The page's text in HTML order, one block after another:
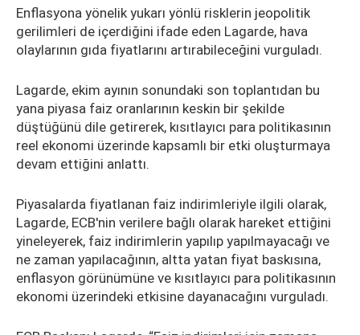
Enflasyona yönelik yukarı yönlü risklerin jeopolitik
gerilimleri de içerdiğini ifade eden Lagarde, hava
olaylarının gıda fiyatlarını artırabileceğini vurguladı.
Lagarde, ekim ayının sonundaki son toplantıdan bu
yana piyasa faiz oranlarının keskin bir şekilde
düştüğünü dile getirerek, kısıtlayıcı para politikasının
reel ekonomi üzerinde kapsamlı bir etki oluşturmaya
devam ettiğini anlattı.
Piyasalarda fiyatlanan faiz indirimleriyle ilgili olarak,
Lagarde, ECB'nin verilere bağlı olarak hareket ettiğini
yineleyerek, faiz indirimlerin yapılıp yapılmayacağı ve
ne zaman yapılacağının, altta yatan fiyat baskısına,
enflasyon görünümüne ve kısıtlayıcı para politikasının
ekonomi üzerindeki etkisine dayanacağını vurguladı.